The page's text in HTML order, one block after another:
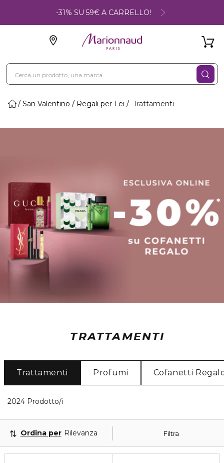
-31% SU 59€ A CARRELLO!
San Valentino Regali per Lei Trattamenti
TRATTAMENTI
Trattamenti Profumi Cofanetti
2024 Prodotto/i
Filtra
Ordina per Rilevanza